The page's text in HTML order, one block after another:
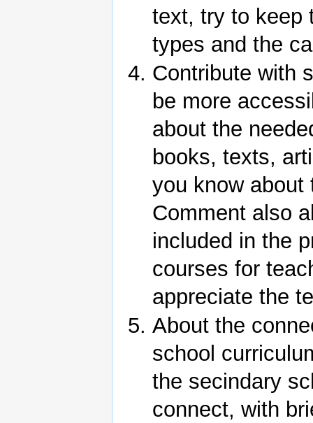
text, try to keep
types and the
Contribute with
be more
about the
books, texts,
you know about
Comment also
included in the
courses for
appreciate the
About the
school
the secindary
connect, with